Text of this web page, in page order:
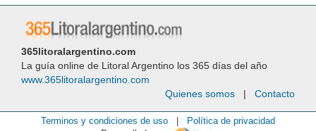
365litoralargentino.com
La guía online de Litoral Argentino los 365 días del año
www.365litoralargentino.com
Quienes somos | Contacto
Terminos y condiciones de uso
Política de privacidad